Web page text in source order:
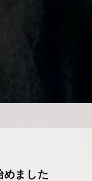
めました